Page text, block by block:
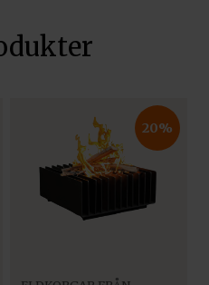
20%